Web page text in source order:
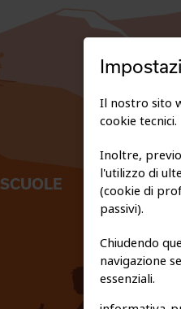
SCUOLE
Il nostro sito
cookie tecnici.
Inoltre,
l'utilizzo di
(cookie di
passivi).
Chiudendo
navigazione
essenziali.